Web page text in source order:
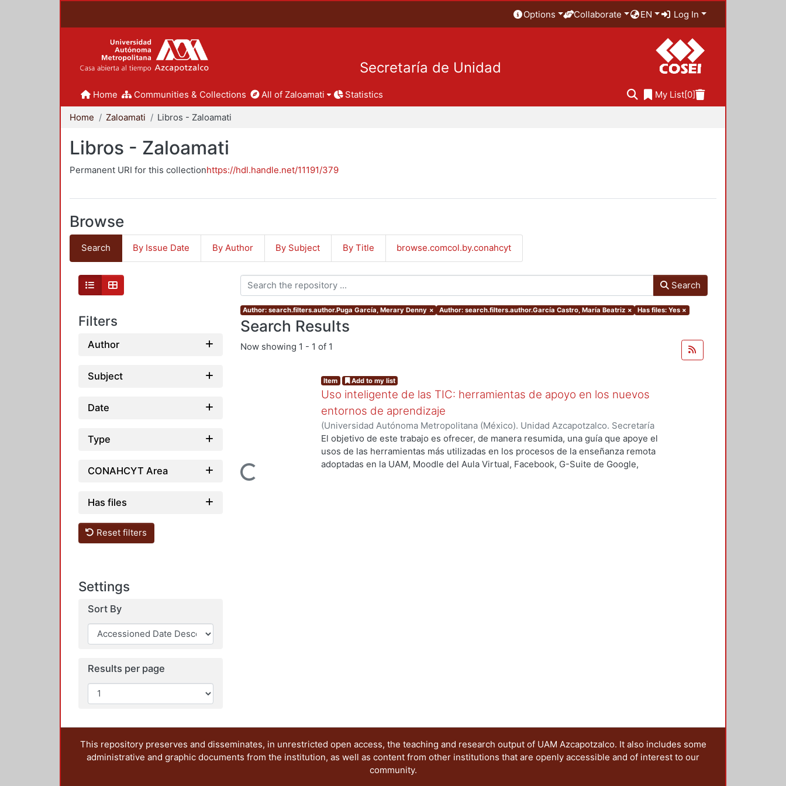
Options Collaborate EN Log In
Secretaría de Unidad
Home Communities & Collections All of Zaloamati Statistics My List[0]
Home Zaloamati Libros - Zaloamati
Libros - Zaloamati
Permanent URI for this collectionhttps://hdl.handle.net/11191/379
Browse
Search By Issue Date By Author By Subject By Title browse.comcol.by.conahcyt
Filters
Author
Subject
Date
Type
CONAHCYT Area
Has files
Reset filters
Settings
Sort By
Results per page
Search
Author: search.filters.author.Puga García, Merary Denny × Author: search.filters.author.García Castro, María Beatriz × Has files: Yes ×
Search Results
Now showing 1 - 1 of 1
Loading...
Item Add to my list
Uso inteligente de las TIC: herramientas de apoyo en los nuevos
entornos de aprendizaje
(Universidad Autónoma Metropolitana (México). Unidad Azcapotzalco. Secretaría
Académica.,2021) García Castro, María Beatriz;Orozco García, Paola Yatzel;Puga
García, Merary Denny;Martínez Morales, Mercedes Isabel;Alvarado Hernández,
Alejandra; Tarango de la Torre, Juan Carlos
El objetivo de este trabajo es ofrecer, de manera resumida, una guía que apoye el
usos de las herramientas más utilizadas en los procesos de la enseñanza remota
adoptadas en la UAM, Moodle del Aula Virtual, Facebook, G-Suite de Google,
This repository preserves and disseminates, in unrestricted open access, the teaching and research output of UAM Azcapotzalco. It also includes some
administrative and graphic documents from the institution, as well as content from other institutions that are openly accessible and of interest to our
community.